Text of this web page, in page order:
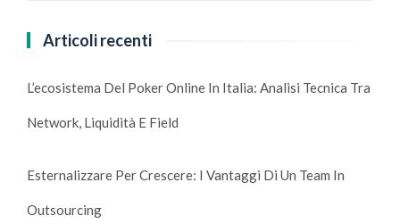
Articoli recenti
L’ecosistema Del Poker Online In Italia: Analisi Tecnica Tra
Network, Liquidità E Field
Esternalizzare Per Crescere: I Vantaggi Di Un Team In
Outsourcing